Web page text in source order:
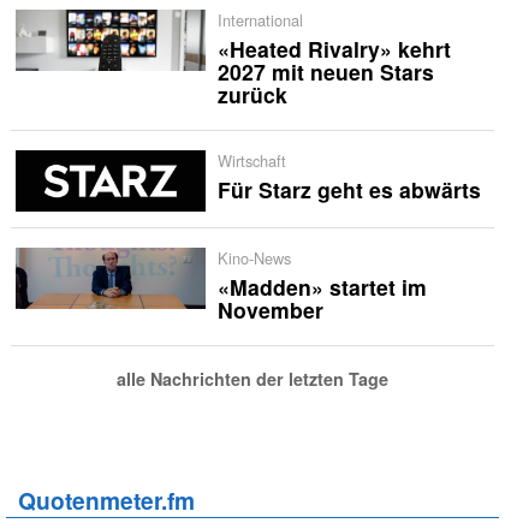
International
«Heated Rivalry» kehrt
2027 mit neuen Stars
zurück
Wirtschaft
Für Starz geht es abwärts
Kino-News
«Madden» startet im
November
alle Nachrichten der letzten Tage
Quotenmeter.fm